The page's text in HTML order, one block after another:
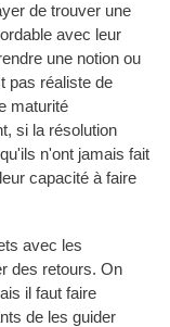
de trouver une
avec leur
une notion ou
pas réaliste de
maturité
si la résolution
n'ont jamais fait
capacité à faire
avec les
des retours. On
il faut faire
de les guider